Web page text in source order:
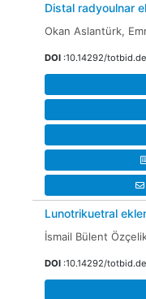
Distal radyoulnar
Okan Aslantürk,
DOI :10.14292/
Lunotrikuetral
İsmail Bülent
DOI :10.14292/